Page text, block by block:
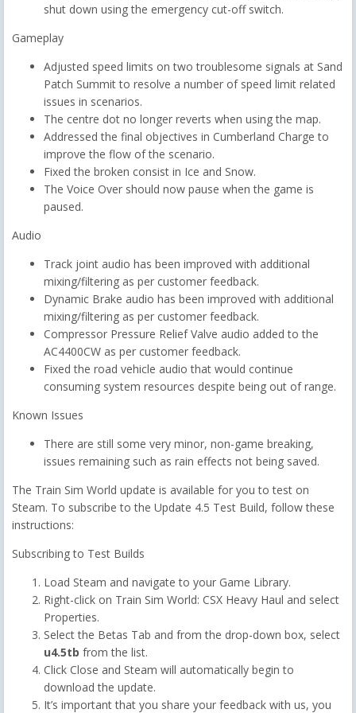
shut down using the emergency cut-off switch.
Gameplay
Adjusted speed limits on two troublesome signals at Sand
Patch Summit to resolve a number of speed limit related
issues in scenarios.
The centre dot no longer reverts when using the map.
Addressed the final objectives in Cumberland Charge to
improve the flow of the scenario.
Fixed the broken consist in Ice and Snow.
The Voice Over should now pause when the game is
paused.
Audio
Track joint audio has been improved with additional
mixing/filtering as per customer feedback.
Dynamic Brake audio has been improved with additional
mixing/filtering as per customer feedback.
Compressor Pressure Relief Valve audio added to the
AC4400CW as per customer feedback.
Fixed the road vehicle audio that would continue
consuming system resources despite being out of range.
Known Issues
There are still some very minor, non-game breaking,
issues remaining such as rain effects not being saved.
The Train Sim World update is available for you to test on
Steam. To subscribe to the Update 4.5 Test Build, follow these
instructions:
Subscribing to Test Builds
Load Steam and navigate to your Game Library.
Right-click on Train Sim World: CSX Heavy Haul and select
Properties.
Select the Betas Tab and from the drop-down box, select
u4.5tb from the list.
Click Close and Steam will automatically begin to
download the update.
It’s important that you share your feedback with us, you